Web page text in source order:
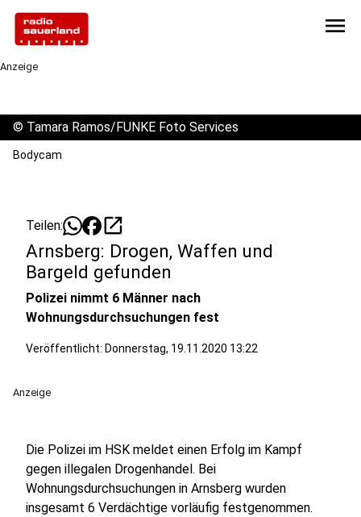
menu
Anzeige
© Tamara Ramos/FUNKE Foto Services
Bodycam
Teilen: open_in_new
Arnsberg: Drogen, Waffen und
Bargeld gefunden
Polizei nimmt 6 Männer nach
Wohnungsdurchsuchungen fest
Veröffentlicht: Donnerstag, 19.11.2020 13:22
Anzeige
Die Polizei im HSK meldet einen Erfolg im Kampf
gegen illegalen Drogenhandel. Bei
Wohnungsdurchsuchungen in Arnsberg wurden
insgesamt 6 Verdächtige vorläufig festgenommen.